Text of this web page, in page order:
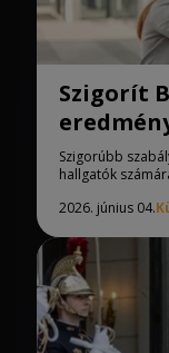
Szigorít
Szigorúbb
hallgatók
2026. június 04.